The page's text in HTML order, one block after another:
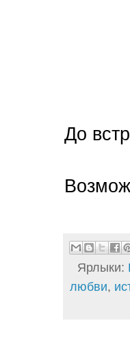
До
Ярлыки:
любви,